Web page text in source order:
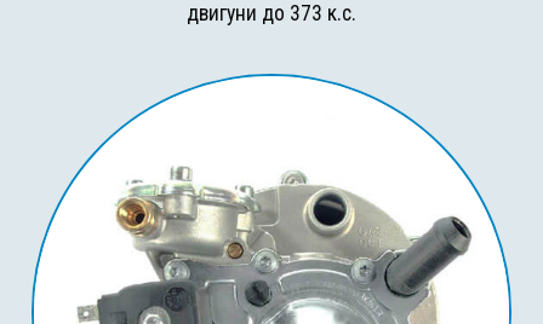
двигуни до 373 к.с.